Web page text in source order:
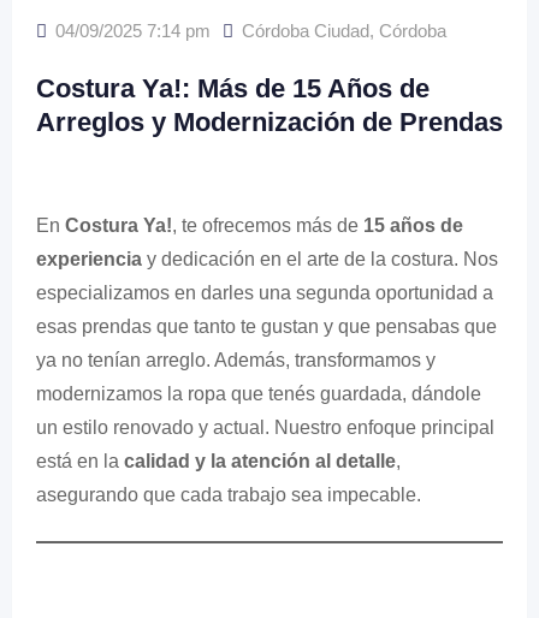
04/09/2025 7:14 pm Córdoba Ciudad, Córdoba
Costura Ya!: Más de 15 Años de
Arreglos y Modernización de Prendas
En Costura Ya!, te ofrecemos más de 15 años de
experiencia y dedicación en el arte de la costura. Nos
especializamos en darles una segunda oportunidad a
esas prendas que tanto te gustan y que pensabas que
ya no tenían arreglo. Además, transformamos y
modernizamos la ropa que tenés guardada, dándole
un estilo renovado y actual. Nuestro enfoque principal
está en la calidad y la atención al detalle,
asegurando que cada trabajo sea impecable.